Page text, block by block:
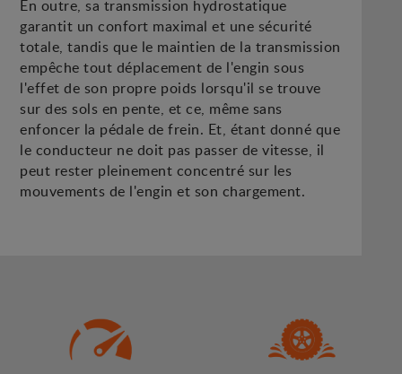
En outre, sa transmission hydrostatique
garantit un confort maximal et une sécurité
totale, tandis que le maintien de la transmission
empêche tout déplacement de l'engin sous
l'effet de son propre poids lorsqu'il se trouve
sur des sols en pente, et ce, même sans
enfoncer la pédale de frein. Et, étant donné que
le conducteur ne doit pas passer de vitesse, il
peut rester pleinement concentré sur les
mouvements de l'engin et son chargement.